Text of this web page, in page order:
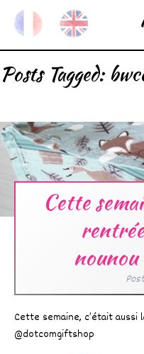
Posts Tagged:
Cette
Cette semaine, c’était
@dotcomgiftshop